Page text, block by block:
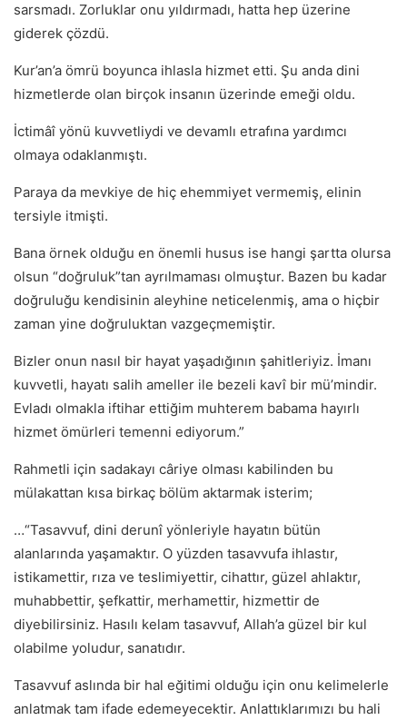
sarsmadı. Zorluklar onu yıldırmadı, hatta hep üzerine
giderek çözdü.
Kur’an’a ömrü boyunca ihlasla hizmet etti. Şu anda dini
hizmetlerde olan birçok insanın üzerinde emeği oldu.
İctimâî yönü kuvvetliydi ve devamlı etrafına yardımcı
olmaya odaklanmıştı.
Paraya da mevkiye de hiç ehemmiyet vermemiş, elinin
tersiyle itmişti.
Bana örnek olduğu en önemli husus ise hangi şartta olursa
olsun “doğruluk”tan ayrılmaması olmuştur. Bazen bu kadar
doğruluğu kendisinin aleyhine neticelenmiş, ama o hiçbir
zaman yine doğruluktan vazgeçmemiştir.
Bizler onun nasıl bir hayat yaşadığının şahitleriyiz. İmanı
kuvvetli, hayatı salih ameller ile bezeli kavî bir mü’mindir.
Evladı olmakla iftihar ettiğim muhterem babama hayırlı
hizmet ömürleri temenni ediyorum.”
Rahmetli için sadakayı câriye olması kabilinden bu
mülakattan kısa birkaç bölüm aktarmak isterim;
…“Tasavvuf, dini derunî yönleriyle hayatın bütün
alanlarında yaşamaktır. O yüzden tasavvufa ihlastır,
istikamettir, rıza ve teslimiyettir, cihattır, güzel ahlaktır,
muhabbettir, şefkattir, merhamettir, hizmettir de
diyebilirsiniz. Hasılı kelam tasavvuf, Allah’a güzel bir kul
olabilme yoludur, sanatıdır.
Tasavvuf aslında bir hal eğitimi olduğu için onu kelimelerle
anlatmak tam ifade edemeyecektir. Anlattıklarımızı bu hali